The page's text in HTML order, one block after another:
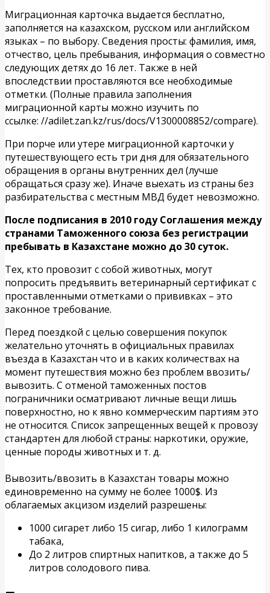
Миграционная карточка выдается бесплатно,
заполняется на казахском, русском или английском
языках – по выбору. Сведения просты: фамилия, имя,
отчество, цель пребывания, информация о совместно
следующих детях до 16 лет. Также в ней
впоследствии проставляются все необходимые
отметки. (Полные правила заполнения
миграционной карты можно изучить по
ссылке: //adilet.zan.kz/rus/docs/V1300008852/compare).
При порче или утере миграционной карточки у
путешествующего есть три дня для обязательного
обращения в органы внутренних дел (лучше
обращаться сразу же). Иначе выехать из страны без
разбирательства с местным МВД будет невозможно.
После подписания в 2010 году Соглашения между
странами Таможенного союза без регистрации
пребывать в Казахстане можно до 30 суток.
Тех, кто провозит с собой животных, могут
попросить предъявить ветеринарный сертификат с
проставленными отметками о прививках – это
законное требование.
Перед поездкой с целью совершения покупок
желательно уточнять в официальных правилах
въезда в Казахстан что и в каких количествах на
момент путешествия можно без проблем ввозить/
вывозить. С отменой таможенных постов
пограничники осматривают личные вещи лишь
поверхностно, но к явно коммерческим партиям это
не относится. Список запрещенных вещей к провозу
стандартен для любой страны: наркотики, оружие,
ценные породы животных и т. д.
Вывозить/ввозить в Казахстан товары можно
единовременно на сумму не более 1000$. Из
облагаемых акцизом изделий разрешены:
1000 сигарет либо 15 сигар, либо 1 килограмм
табака,
До 2 литров спиртных напитков, а также до 5
литров солодового пива.